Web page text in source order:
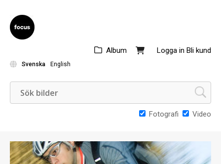
Logga in Bli kund
Album
Svenska English
Fotografi Video